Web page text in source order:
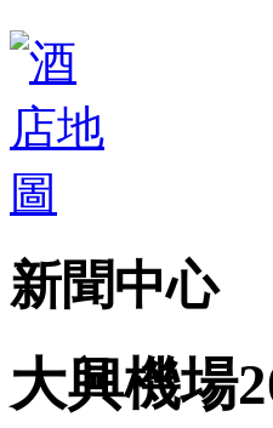
新聞中心
大興機場